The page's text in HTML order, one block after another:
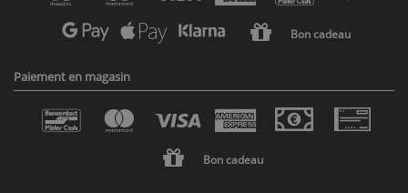
Bon cadeau
Paiement en magasin
Bon cadeau